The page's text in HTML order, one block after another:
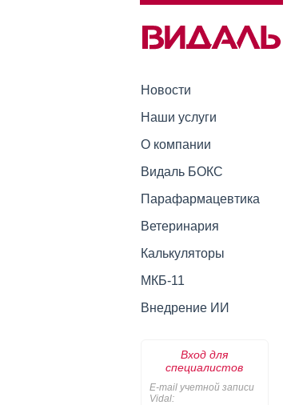
Новости
Наши услуги
О компании
Видаль БОКС
Парафармацевтика
Ветеринария
Калькуляторы
МКБ-11
Внедрение ИИ
Вход для
специалистов
E-mail учетной записи
Vidal: